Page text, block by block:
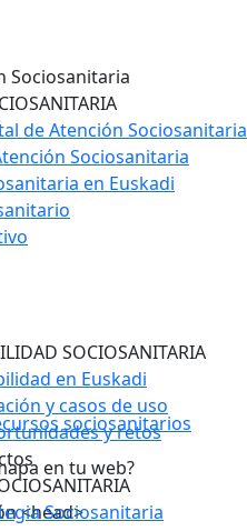
Sociosanitaria
de Atención Sociosanitaria
Sociosanitaria
en Euskadi
SOCIOSANITARIA
en Euskadi
y casos de uso
y retos
Sociosanitaria
sociosanitarios
en tu web?
<head>